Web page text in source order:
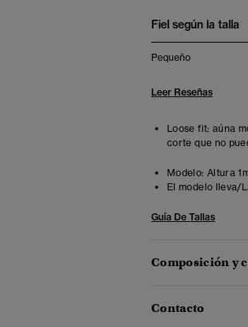
Fiel según la talla
Pequeño
Leer Reseñas
Loose fit: aúna
corte que no
Modelo: Altura
El modelo lleva/
Guía De Tallas
Composición y
Contacto